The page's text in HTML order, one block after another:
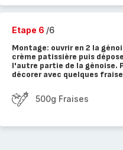
Etape 6 /6
Montage: ouvrir en 2 la
crème patissière puis
l'autre partie de la génoise.
décorer avec quelques
500g Fraises